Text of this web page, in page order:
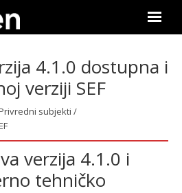
4.1.0 dostupna i
verziji SEF
subjekti /
verzija 4.1.0 i
tehničko